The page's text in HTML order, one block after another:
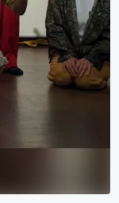
GoodCAMPFIRE
と納税machi-yaコミュ